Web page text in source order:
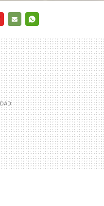
MAIL